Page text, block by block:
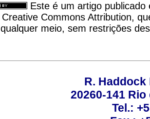
Este é um artigo
Creative Commons Attribution,
qualquer meio, sem restrições
R. Haddock
20260-141
Tel.: